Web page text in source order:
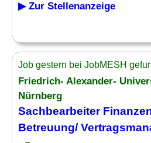
▶ Zur Stellenanzeige
Job gestern bei JobMESH
Friedrich- Alexander-
Nürnberg
Sachbearbeiter
Betreuung/